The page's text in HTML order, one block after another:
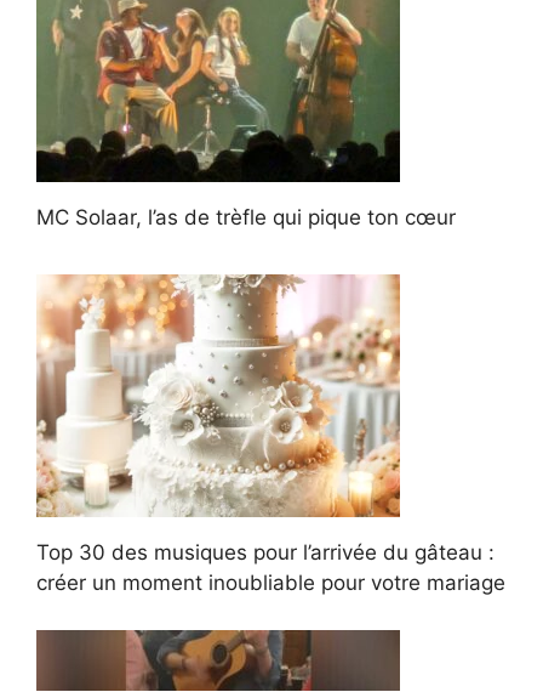
MC Solaar, l’as de trèfle qui pique ton cœur
Top 30 des musiques pour l’arrivée du gâteau :
créer un moment inoubliable pour votre mariage